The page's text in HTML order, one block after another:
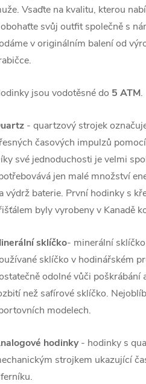
Vsaďte na kvalitu, kterou
svůj outfit společně s
v originálním balení od
jsou vodotěsné do 5 ATM.
- quartzový strojek
časových impulzů
své jednoduchosti je velmi
jen malé množství
výdrž baterie. První hodinky s
byly vyrobeny v Kanadě
sklíčko- minerální
sklíčko v hodinářském
odolné vůči poškrábání
než safírové sklíčko.
modelech.
hodinky- hodinky s
strojkem ukazující